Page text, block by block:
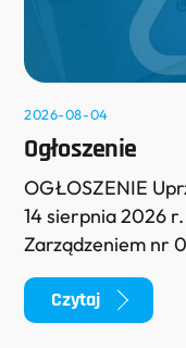
2026-08-04
Ogłoszenie
OGŁOSZENIE
14 sierpnia 2026
Zarządzeniem nr
Czytaj